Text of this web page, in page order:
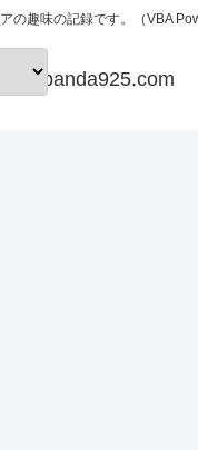
の趣味の記録です。（VBA
papanda925.com